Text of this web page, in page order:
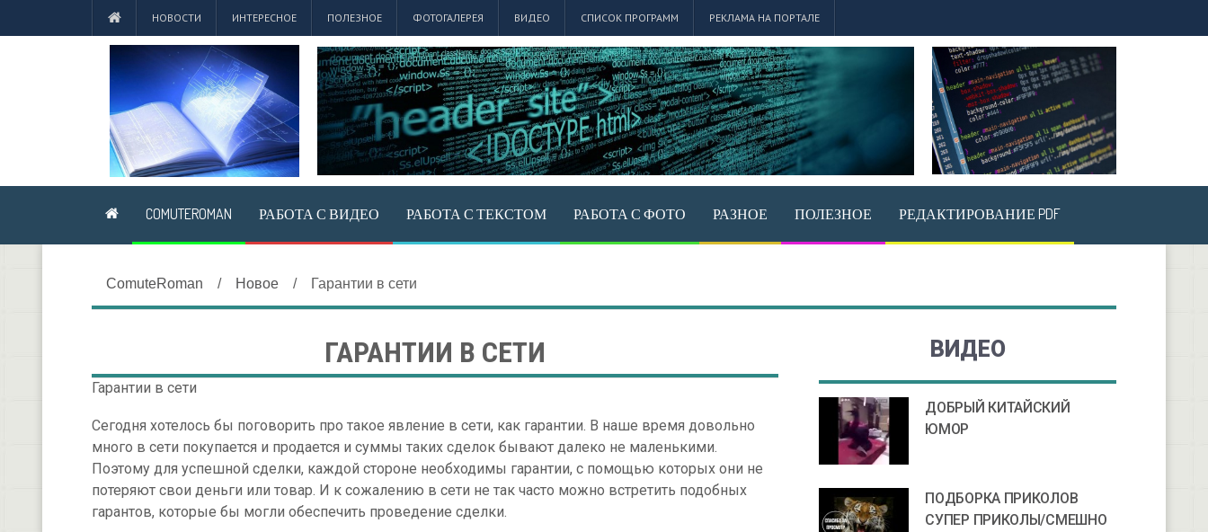
НОВОСТИ ИНТЕРЕСНОЕ ПОЛЕЗНОЕ ФОТОГАЛЕРЕЯ ВИДЕО СПИСОК ПРОГРАММ РЕКЛАМА НА ПОРТАЛЕ
COMUTEROMAN РАБОТА С ВИДЕО РАБОТА С ТЕКСТОМ РАБОТА С ФОТО РАЗНОЕ ПОЛЕЗНОЕ РЕДАКТИРОВАНИЕ PDF
ComuteRoman / Новое / Гарантии в сети
ГАРАНТИИ В СЕТИ
Гарантии в сети
Сегодня хотелось бы поговорить про такое явление в сети, как гарантии. В наше время довольно
много в сети покупается и продается и суммы таких сделок бывают далеко не маленькими.
Поэтому для успешной сделки, каждой стороне необходимы гарантии, с помощью которых они не
потеряют свои деньги или товар. И к сожалению в сети не так часто можно встретить подобных
гарантов, которые бы могли обеспечить проведение сделки.
ВИДЕО
ДОБРЫЙ КИТАЙСКИЙ
ЮМОР
ПОДБОРКА ПРИКОЛОВ
СУПЕР ПРИКОЛЫ/СМЕШНО